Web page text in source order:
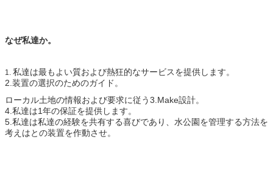
なぜ私達か。
1. 私達は最もよい質および熱狂的なサービスを提供します。
2.装置の選択のためのガイド。
ローカル土地の情報および要求に従う3.Make設計。
4.私達は1年の保証を提供します。
5.私達は私達の経験を共有する喜びであり、水公園を管理する方法を
考えはとの装置を作動させ。